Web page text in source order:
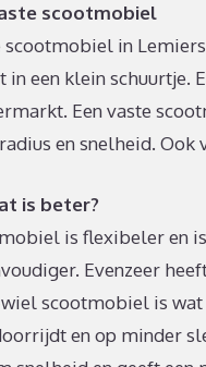
scootmobiel
scootmobiel in
in een klein schuurtje.
Een vaste
en snelheid.
is beter?
is flexibeler en
Evenzeer
scootmobiel is
en op minder